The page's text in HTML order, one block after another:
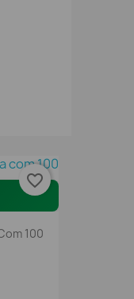
100
favorite_border